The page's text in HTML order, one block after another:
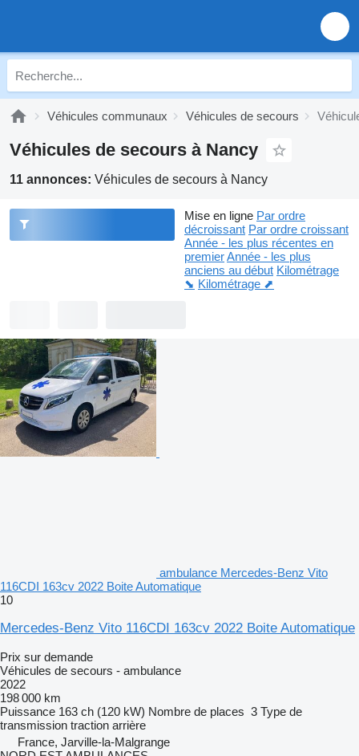
Véhicules communaux Véhicules de secours
Véhicules de secours à Nancy
11 annonces: Véhicules de secours à Nancy
Mise en ligne Par ordre
décroissant Par ordre croissant
Année - les plus récentes en
premierAnnée - les plus
anciens au début Kilométrage
⬊ Kilométrage ⬈
ambulance Mercedes-Benz Vito
116CDI 163cv 2022 Boite Automatique
10
Mercedes-Benz Vito 116CDI 163cv 2022 Boite Automatique
Prix sur demande
Véhicules de secours - ambulance
2022
198 000 km
Puissance 163 ch (120 kW) Nombre de places 3 Type de
transmission traction arrière
France, Jarville-la-Malgrange